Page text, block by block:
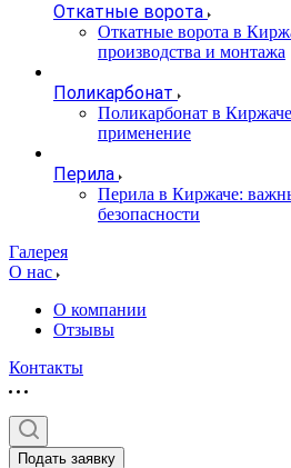
Откатные ворота
Откатные ворота в
производства и монтажа
Поликарбонат
Поликарбонат в
применение
Перила
Перила в Киржаче:
безопасности
Галерея
О нас
О компании
Отзывы
Контакты
Подать заявку